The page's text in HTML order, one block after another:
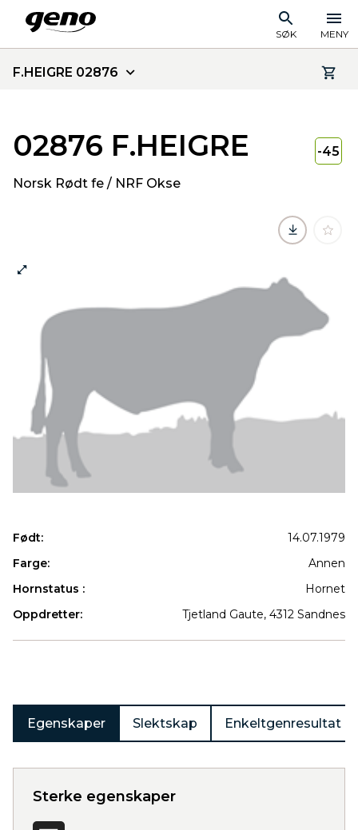
SØK MENY
F.HEIGRE 02876
02876 F.HEIGRE
Norsk Rødt fe / NRF Okse
-45
Født:
14.07.1979
Farge:
Annen
Hornstatus :
Hornet
Oppdretter:
Tjetland Gaute, 4312 Sandnes
Egenskaper Slektskap Enkeltgenresultat
Sterke egenskaper